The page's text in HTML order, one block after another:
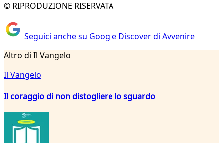
© RIPRODUZIONE RISERVATA
Seguici anche su Google Discover di Avvenire
Altro di Il Vangelo
Il Vangelo
Il coraggio di non distogliere lo sguardo